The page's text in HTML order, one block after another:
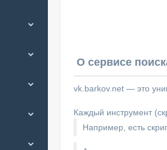
О сервисе
vk.barkov.net — это
Каждый инструмент
Например, есть